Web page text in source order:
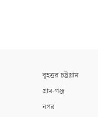
বৃহত্তর চট্টগ্রাম
গ্রাম-গঞ্জ
নগর